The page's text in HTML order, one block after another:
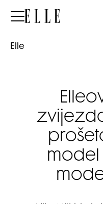
Elle
Elle
model